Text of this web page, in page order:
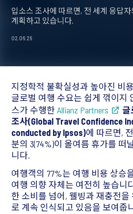
입소스 조사에 따르면, 전 세계 응답
계획하고 있습니다.
02.06.26
지정학적 불확실성과 높아진 비
글로벌 여행 수요는 쉽게 꺾이지
스가 수행한 Allianz Partners
글
조사(Global Travel Confidence
conducted by Ipsos)에 따르면,
분의 3(74%)이 올여름 휴가를 떠
니다.
여행객의 77%는 여행 비용 상승
여행 의향 자체는 여전히 높습니
한 소비를 넘어, 웰빙과 재충전을
로 계속 인식되고 있음을 보여줍